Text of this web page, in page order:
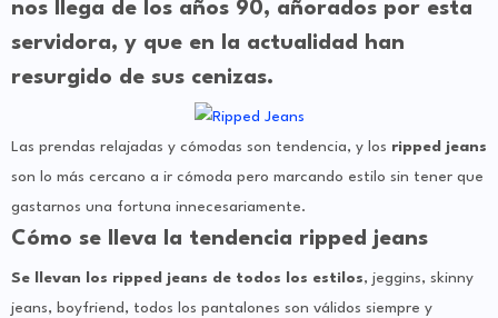
nos llega de los años 90, añorados por esta
servidora, y que en la actualidad han
resurgido de sus cenizas.
Las prendas relajadas y cómodas son tendencia, y los ripped jeans
son lo más cercano a ir cómoda pero marcando estilo sin tener que
gastarnos una fortuna innecesariamente.
Cómo se lleva la tendencia ripped jeans
Se llevan los ripped jeans de todos los estilos, jeggins, skinny
jeans, boyfriend, todos los pantalones son válidos siempre y